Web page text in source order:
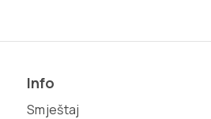
Info
Smještaj